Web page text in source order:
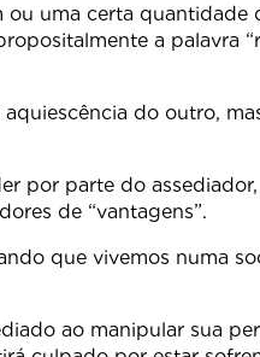
uma certa quantidade
a palavra
do outro,
por parte do
de “vantagens”.
que vivemos numa
ao manipular sua